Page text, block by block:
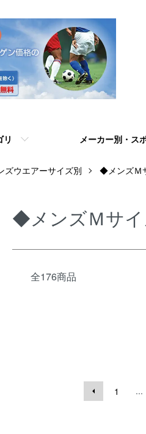
リ メーカー別・ス
ウエアーサイズ別 ◆メンズＭ
◆メンズＭサ
全176商品
1 ...